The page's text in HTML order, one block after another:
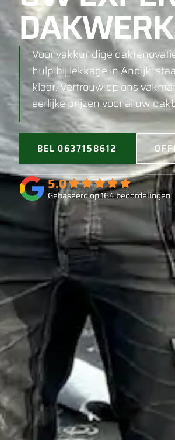
Voor vakkundige
hulp bij lekkage in Andijk,
klaar. Vertrouw op ons
eerlijke prijzen voor al uw
BEL 0637158612
5.0
Gebaseerd op 164 beoordelingen